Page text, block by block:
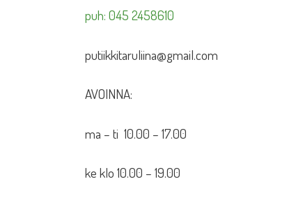
puh: 045 2458610
putiikkitaruliina@gmail.com
AVOINNA:
ma – ti 10.00 – 17.00
ke klo 10.00 – 19.00